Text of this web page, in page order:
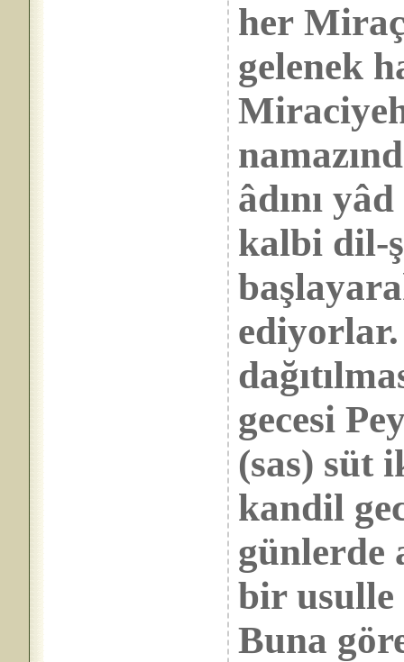
her
gelenek
âdını
kalbi dil-
gecesi
(sas) süt
kandil
günlerde
bir usulle
Buna